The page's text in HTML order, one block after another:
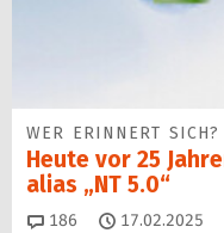
WER ERINNERT SICH?
Heute vor 25
alias „NT 5.0“
186 Kommentare
17.02.2025